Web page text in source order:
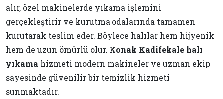
alır, özel makinelerde yıkama işlemini
gerçekleştirir ve kurutma odalarında tamamen
kurutarak teslim eder. Böylece halılar hem hijyenik
hem de uzun ömürlü olur. Konak Kadifekale halı
yıkama hizmeti modern makineler ve uzman ekip
sayesinde güvenilir bir temizlik hizmeti
sunmaktadır.